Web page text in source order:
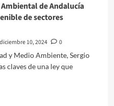
de Andalucía
de sectores
diciembre 10, 2024
0
y Medio Ambiente, Sergio
claves de una ley que